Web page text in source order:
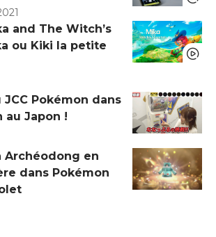
and The Witch’s
ou Kiki la petite
Pokémon dans
au Japon !
Archéodong en
dans Pokémon